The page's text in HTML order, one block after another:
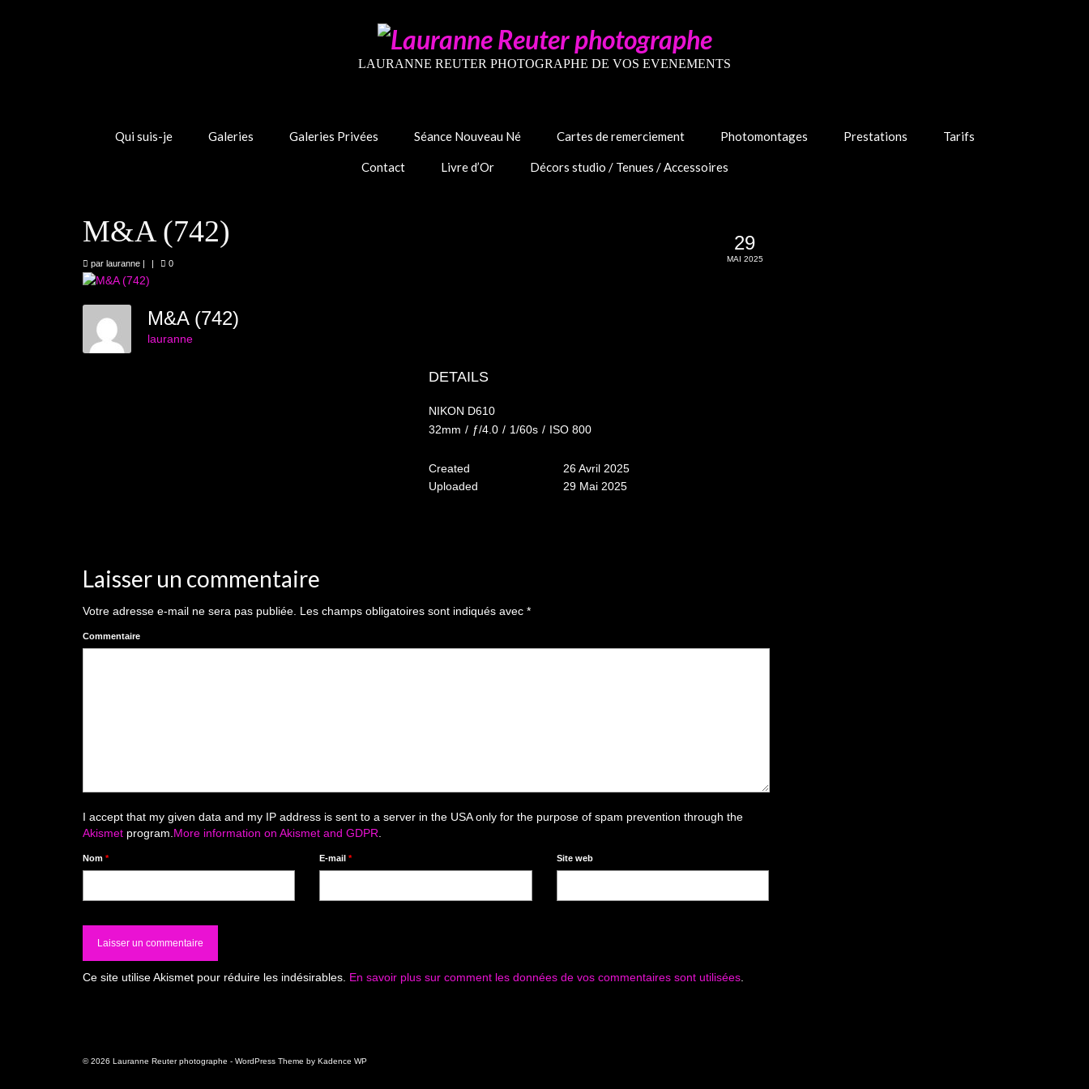
LAURANNE REUTER PHOTOGRAPHE DE VOS EVENEMENTS
Qui suis-je Galeries Galeries Privées Séance Nouveau Né Cartes de remerciement Photomontages Prestations Tarifs
Contact Livre d’Or Décors studio / Tenues / Accessoires
29
MAI 2025
M&A (742)
par lauranne | | 0
M&A (742)
lauranne
DETAILS
NIKON D610
32mm / ƒ/4.0 / 1/60s / ISO 800
Created
26 Avril 2025
Uploaded
29 Mai 2025
Laisser un commentaire
Votre adresse e-mail ne sera pas publiée. Les champs obligatoires sont indiqués avec *
Commentaire
I accept that my given data and my IP address is sent to a server in the USA only for the purpose of spam prevention through the
Akismet program. More information on Akismet and GDPR
Nom * E-mail* Site web
Ce site utilise Akismet pour réduire les indésirables. En savoir plus sur comment les données de vos commentaires sont utilisées
© 2026 Lauranne Reuter photographe - WordPress Theme by Kadence WP